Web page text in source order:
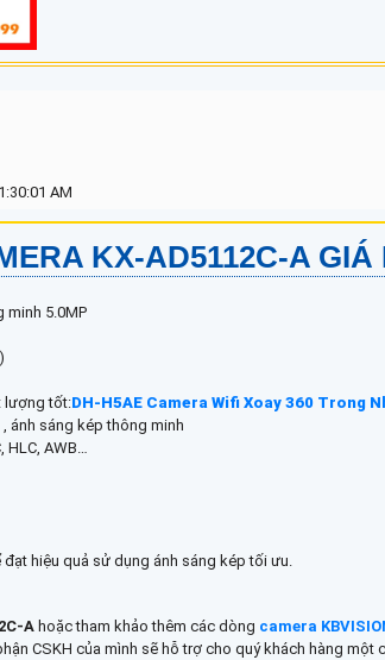
AM
KX-AD5112C-A GIÁ
minh 5.0MP
lượng tốt:DH-H5AE Camera Wifi Xoay 360 Trong
ánh sáng kép thông minh
HLC, AWB…
hiệu quả sử dụng ánh sáng kép tối ưu.
A hoặc tham khảo thêm các dòng camera
CSKH của mình sẽ hỗ trợ cho quý khách hàng một